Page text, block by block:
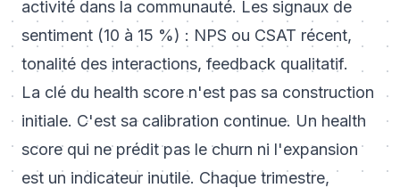
activité dans la communauté. Les signaux de
sentiment (10 à 15 %) : NPS ou CSAT récent,
tonalité des interactions, feedback qualitatif.
La clé du health score n'est pas sa construction
initiale. C'est sa calibration continue. Un health
score qui ne prédit pas le churn ni l'expansion
est un indicateur inutile. Chaque trimestre,